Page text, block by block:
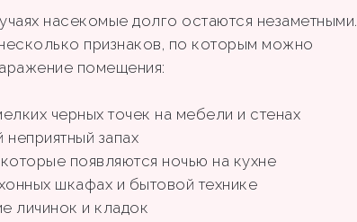
насекомые долго остаются незаметными.
признаков, по которым можно
помещения:
черных точек на мебели и стенах
неприятный запах
появляются ночью на кухне
шкафах и бытовой технике
личинок и кладок